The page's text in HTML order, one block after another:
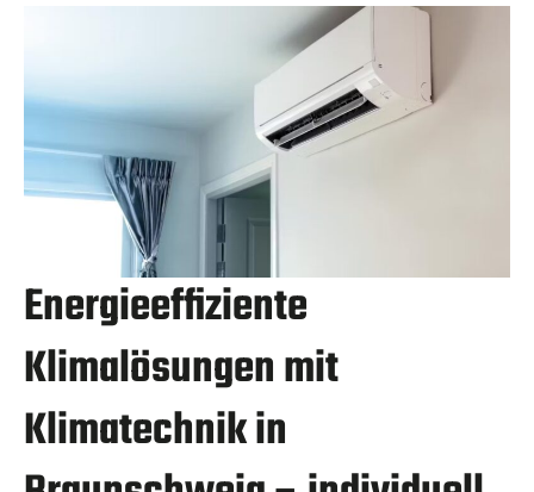
Energieeffiziente
Klimalösungen mit
Klimatechnik in